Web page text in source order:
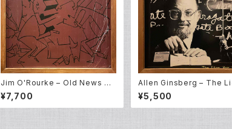
Jim O'Rourke – Old News N
o. 6 (2LP)
¥7,700
Allen Ginsberg – The
r Real (LP)
¥5,500